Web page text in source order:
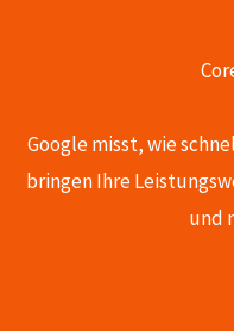
Google misst, wie
bringen Ihre
und